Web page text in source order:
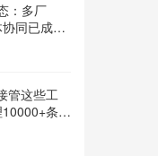
：多厂
同已成大
管这些工
条用
变成订单